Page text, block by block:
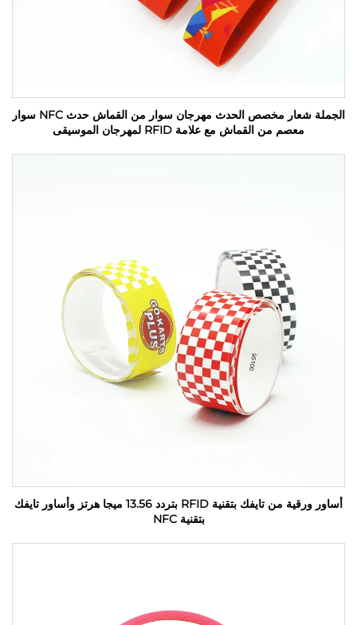
الجملة شعار مخصص الحدث مهرجان سوار من القماش حدث NFC سوار
معصم من القماش مع علامة RFID لمهرجان الموسيقى
أساور ورقية من تايفك بتقنية RFID بتردد 13.56 ميجا هرتز وأساور تايفك
بتقنية NFC